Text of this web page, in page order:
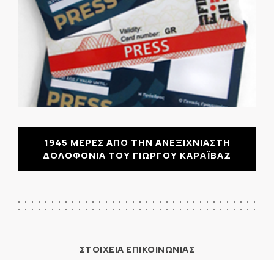
1945 ΜΕΡΕΣ ΑΠΟ ΤΗΝ ΑΝΕΞΙΧΝΙΑΣΤΗ
ΔΟΛΟΦΟΝΙΑ ΤΟΥ ΓΙΩΡΓΟΥ ΚΑΡΑΪΒΑΖ
ΣΤΟΙΧΕΙΑ ΕΠΙΚΟΙΝΩΝΙΑΣ